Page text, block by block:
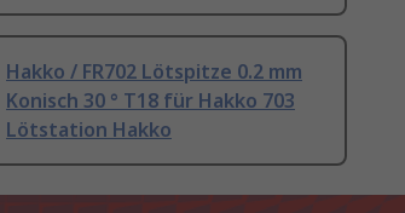
Hakko / FR702 Lötspitze 0.2 mm
Konisch 30 ° T18 für Hakko 703
Lötstation Hakko